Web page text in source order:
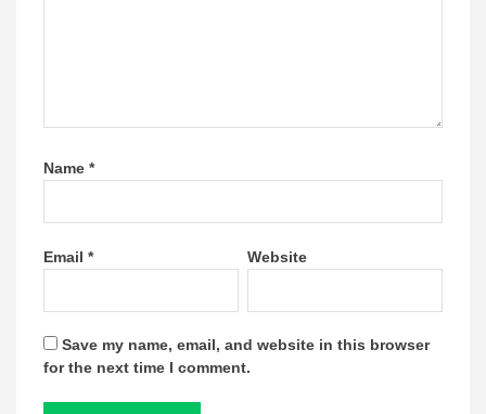
Name *
Email * Website
Save my name, email, and website in this browser
for the next time I comment.